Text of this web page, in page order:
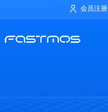
会员注册